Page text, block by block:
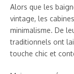
Alors que les
vintage, les
minimalisme. De
traditionnels ont
touche chic et